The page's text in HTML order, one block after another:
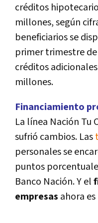
créditos
millones, según
beneficiarios se
primer trimestre de
créditos
millones.
Financiamiento
La lí­nea Nación Tu
sufrió cambios. Las
personales se
puntos
Banco Nación. Y el
empresas ahora